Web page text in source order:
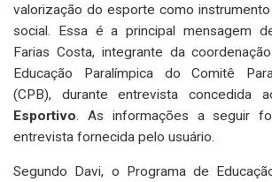
valorização do esporte como
social. Essa é a principal mensagem
Farias Costa, integrante da
Educação Paralímpica do Comitê
(CPB), durante entrevista concedida
Esportivo. As informações a seguir
entrevista fornecida pelo usuário.
Segundo Davi, o Programa de